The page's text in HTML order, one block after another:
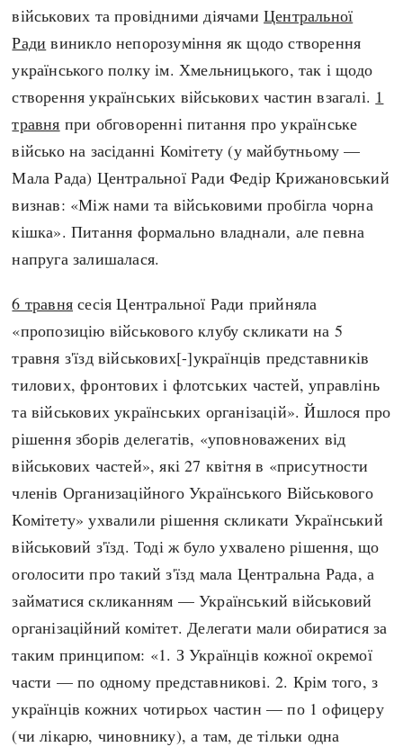
військових та провідними діячамиЦентральної
Ради виникло непорозуміння як щодо створення
українського полку ім. Хмельницького, так і щодо
створення українських військових частин взагалі. 1
травня при обговоренні питання про українське
військо на засіданні Комітету (у майбутньому —
Мала Рада) Центральної Ради Федір Крижановський
визнав: «Між нами та військовими пробігла чорна
кішка». Питання формально владнали, але певна
напруга залишалася.
6 травня сесія Центральної Ради прийняла
«пропозицію військового клубу скликати на 5
травня з'їзд військових[-]українців представників
тилових, фронтових і флотських частей, управлінь
та військових українських організацій». Йшлося про
рішення зборів делегатів, «уповноважених від
військових частей», які 27 квітня в «присутности
членів Организаційного Українського Військового
Комітету» ухвалили рішення скликати Український
військовий з'їзд. Тоді ж було ухвалено рішення, що
оголосити про такий з'їзд мала Центральна Рада, а
займатися скликанням — Український військовий
організаційний комітет. Делегати мали обиратися за
таким принципом: «1. З Українців кожної окремої
части — по одному представникові. 2. Крім того, з
українців кожних чотирьох частин — по 1 офицеру
(чи лікарю, чиновнику), а там, де тільки одна